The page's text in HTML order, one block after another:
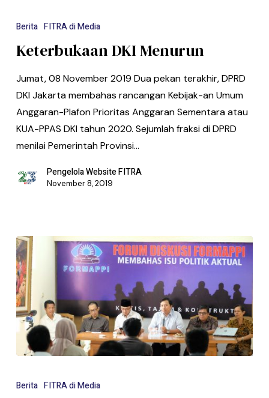
Berita FITRA di Media
Keterbukaan DKI Menurun
Jumat, 08 November 2019 Dua pekan terakhir, DPRD
DKI Jakarta membahas rancangan Kebijak-an Umum
Anggaran-Plafon Prioritas Anggaran Sementara atau
KUA-PPAS DKI tahun 2020. Sejumlah fraksi di DPRD
menilai Pemerintah Provinsi…
Pengelola Website FITRA
November 8, 2019
Berita FITRA di Media